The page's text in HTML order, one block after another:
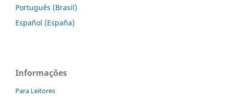
Português (Brasil)
Español (España)
Informações
Para Leitores